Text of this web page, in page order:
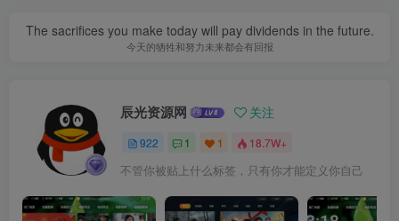
The sacrifices you make today will pay dividends in the future.
今天的牺牲和努力未来都会有回报
辰光资源网 关注
922 1 1 18.7W+
不管你被贴上什么标签，只有你才能定义你自己